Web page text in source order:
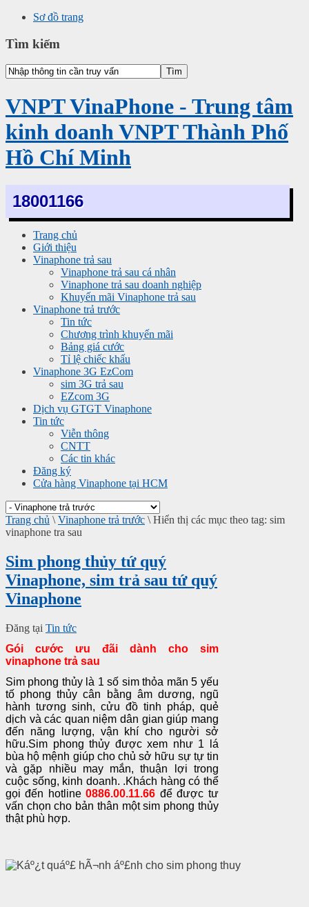
Sơ đồ trang
Tìm kiếm
VNPT VinaPhone - Trung tâm
kinh doanh VNPT Thành Phố
Hồ Chí Minh
18001166
Trang chủ
Giới thiệu
Vinaphone trả sau
Vinaphone trả sau cá nhân
Vinaphone trả sau doanh nghiệp
Khuyến mãi Vinaphone trả sau
Vinaphone trả trước
Tin tức
Chương trình khuyến mãi
Bảng giá cước
Tỉ lệ chiếc khấu
Vinaphone 3G EzCom
sim 3G trả sau
EZcom 3G
Dịch vụ GTGT Vinaphone
Tin tức
Viễn thông
CNTT
Các tin khác
Đăng ký
Cửa hàng Vinaphone tại HCM
Trang chủ \ Vinaphone trả trước \ Hiển thị các mục theo tag: sim
vinaphone tra sau
Sim phong thủy tứ quý
Vinaphone, sim trả sau tứ quý
Vinaphone
Đăng tại Tin tức
Gói cước ưu đãi dành cho sim
vinaphone trả sau
Sim phong thủy là 1 số sim thỏa mãn 5 yếu
tố phong thủy cân bằng âm dương, ngũ
hành tương sinh, cửu đồ tinh pháp, quẻ
dịch và các quan niệm dân gian giúp mang
đến năng lượng, vận khí cho người sở
hữu.Sim phong thủy được xem như 1 lá
bùa hộ mệnh giúp cho chủ sở hữu sự tự tin
và gặp nhiều may mắn, thuận lợi trong
cuộc sống, kinh doanh. .Khách hàng có thể
gọi đến hotline0886.00.11.66 để được tư
vấn chọn cho bản thân một sim phong thủy
thật phù hợp.